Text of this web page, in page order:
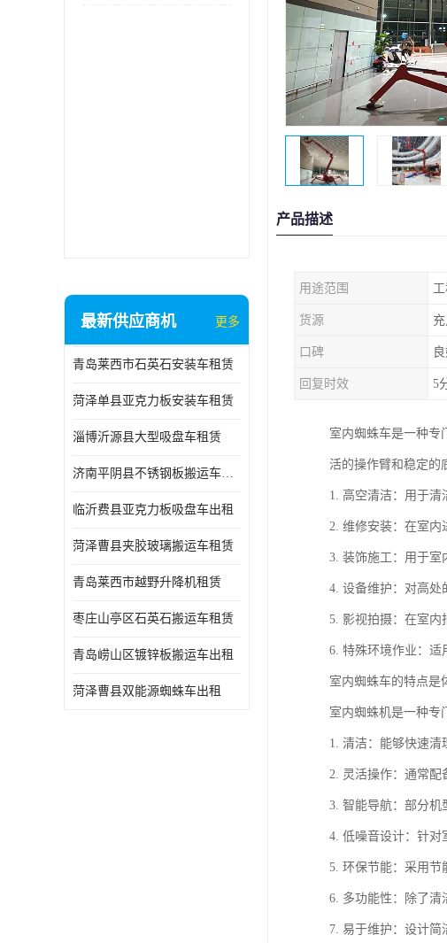
最新供应商机 更多
青岛莱西市石英石安装车租赁
菏泽单县亚克力板安装车租赁
淄博沂源县大型吸盘车租赁
济南平阴县不锈钢板搬运车出租
临沂费县亚克力板吸盘车出租
菏泽曹县夹胶玻璃搬运车租赁
青岛莱西市越野升降机租赁
枣庄山亭区石英石搬运车租赁
青岛崂山区镀锌板搬运车出租
菏泽曹县双能源蜘蛛车出租
产品描述
用途范围
货源
口碑
回复时效 5
室内蜘蛛车是一种专
活的操作臂和稳定的
1. 高空清洁：用于清
2. 维修安装：在室内
3. 装饰施工：用于室
4. 设备维护：对高处
5. 影视拍摄：在室内
6. 特殊环境作业：适
室内蜘蛛车的特点是
室内蜘蛛机是一种专
1. 清洁：能够快速清
2. 灵活操作：通常配
3. 智能导航：部分机
4. 低噪音设计：针对
5. 环保节能：采用节
6. 多功能性：除了清
7. 易于维护：设计简